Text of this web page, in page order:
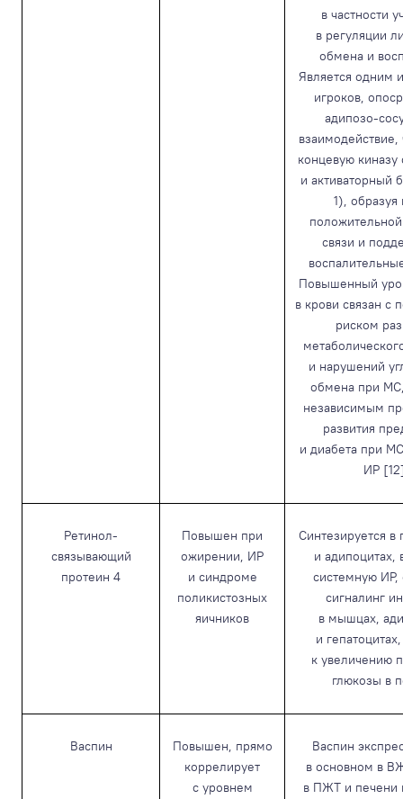
в частности
в регуляции
обмена и
Является одним
игроков,
адипозо-
концевую
и активаторный
1), образуя
связи и
Повышенный
в крови связан
риском
и нарушений
обмена при МС,
независимым
развития
и диабета при
ИР
Ретинол-
связывающий
протеин 4
Повышен при
ожирении, ИР
и синдроме
поликистозных
яичников
Синтезируется в
и адипоцитах,
системную ИР,
сигналинг
в мышцах,
и
к увеличению
глюкозы в
Васпин
Повышен, прямо
коррелирует
с уровнем
Васпин
в основном в
в ПЖТ и печени